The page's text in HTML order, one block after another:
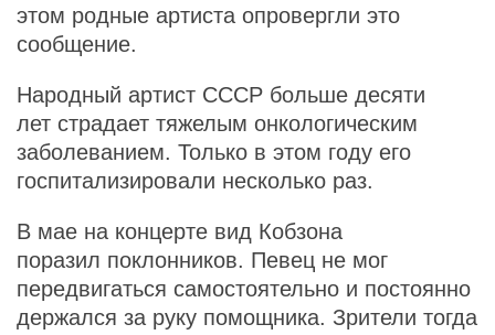
этом родные артиста опровергли это
сообщение.
Народный артист СССР больше десяти
лет страдает тяжелым онкологическим
заболеванием. Только в этом году его
госпитализировали несколько раз.
В мае на концерте вид Кобзона
поразил поклонников. Певец не мог
передвигаться самостоятельно и постоянно
держался за руку помощника. Зрители тогда